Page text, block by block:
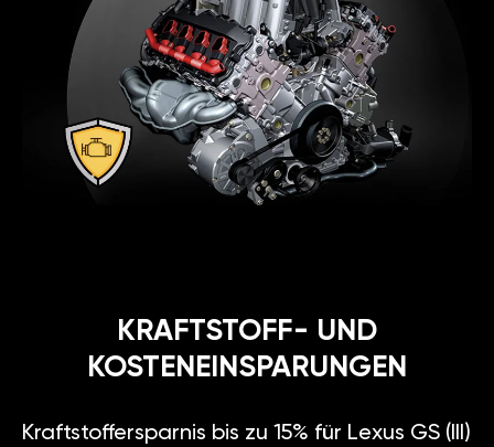
KRAFTSTOFF- UND
KOSTENEINSPARUNGEN
Kraftstoffersparnis bis zu 15% für Lexus GS (III)